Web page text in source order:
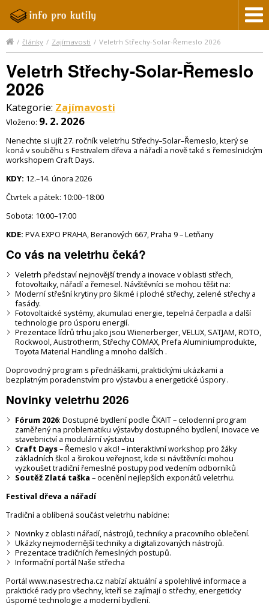
/ články / Zajímavosti / Veletrh Střechy-Solar-Řemeslo 2026
Veletrh Střechy-Solar-Řemeslo
2026
Kategorie: Zajímavosti
Vloženo: 9. 2. 2026
Nenechte si ujít 27. ročník veletrhu Střechy–Solar–Řemeslo, který se
koná v souběhu s Festivalem dřeva a nářadí a nově také s řemeslnickým
workshopem Craft Days.
KDY: 12.–14. února 2026
Čtvrtek a pátek: 10:00–18:00
Sobota: 10:00–17:00
KDE: PVA EXPO PRAHA, Beranových 667, Praha 9 – Letňany
Co vás na veletrhu čeká?
Veletrh představí nejnovější trendy a inovace v oblasti střech,
fotovoltaiky, nářadí a řemesel. Návštěvníci se mohou těšit na:
Moderní střešní krytiny pro šikmé i ploché střechy, zelené střechy a
fasády.
Fotovoltaické systémy, akumulaci energie, tepelná čerpadla a další
technologie pro úsporu energií.
Prezentace lídrů trhu jako jsou Wienerberger, VELUX, SATJAM, ROTO,
Rockwool, Austrotherm, Střechy COMAX, Prefa Aluminiumprodukte,
Toyota Material Handling a mnoho dalších .
Doprovodný program s přednáškami, praktickými ukázkami a
bezplatným poradenstvím pro výstavbu a energetické úspory .
Novinky veletrhu 2026
Fórum 2026: Dostupné bydlení podle ČKAIT – celodenní program
zaměřený na problematiku výstavby dostupného bydlení, inovace ve
stavebnictví a modulární výstavbu
Craft Days– Řemeslo v akci! – interaktivní workshop pro žáky
základních škol a širokou veřejnost, kde si návštěvníci mohou
vyzkoušet tradiční řemeslné postupy pod vedením odborníků
Soutěž Zlatá taška – ocenění nejlepších exponátů veletrhu.
Festival dřeva a nářadí
Tradiční a oblíbená součást veletrhu nabídne:
Novinky z oblasti nářadí, nástrojů, techniky a pracovního oblečení.
Ukázky nejmodernější techniky a digitalizovaných nástrojů.
Prezentace tradičních řemeslných postupů.
Informační portál Naše střecha
Portál www.nasestrecha.cz nabízí aktuální a spolehlivé informace a
praktické rady pro všechny, kteří se zajímají o střechy, energeticky
úsporné technologie a moderní bydlení.